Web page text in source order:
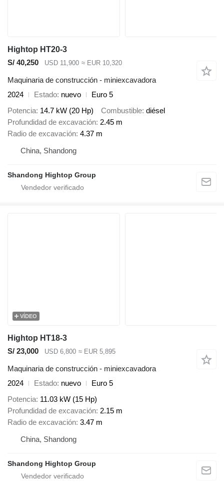
Hightop HT20-3
S/ 40,250
USD 11,900 ≈ EUR 10,320
Maquinaria de construcción - miniexcavadora
2024
Estado nuevo
Euro 5
Potencia 14.7 kW (20 Hp) Combustible diésel
Profundidad de excavación 2.45 m
Radio de excavación 4.37 m
China, Shandong
Shandong Hightop Group
VÍDEO
Hightop HT18-3
S/ 23,000
USD 6,800 ≈ EUR 5,895
Maquinaria de construcción - miniexcavadora
2024
Estado nuevo
Euro 5
Potencia 11.03 kW (15 Hp)
Profundidad de excavación 2.15 m
Radio de excavación 3.47 m
China, Shandong
Shandong Hightop Group